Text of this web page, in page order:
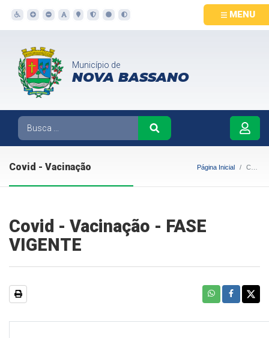
MENU
Município de
NOVA BASSANO
Covid - Vacinação Página Inicial Covid - Vacinação
Covid - Vacinação - FASE
VIGENTE